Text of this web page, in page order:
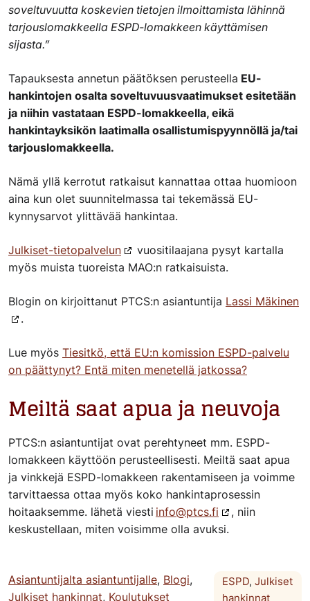
soveltuvuutta koskevien tietojen ilmoittamista lähinnä
tarjouslomakkeella ESPD-lomakkeen käyttämisen
sijasta.”
Tapauksesta annetun päätöksen perusteella EU-
hankintojen osalta soveltuvuusvaatimukset esitetään
ja niihin vastataan ESPD-lomakkeella, eikä
hankintayksikön laatimalla osallistumispyynnöllä ja/tai
tarjouslomakkeella.
Nämä yllä kerrotut ratkaisut kannattaa ottaa huomioon
aina kun olet suunnitelmassa tai tekemässä EU-
kynnysarvot ylittävää hankintaa.
Julkiset-tietopalvelun
vuositilaajana pysyt kartalla
myös muista tuoreista MAO:n ratkaisuista.
Blogin on kirjoittanut PTCS:n asiantuntija Lassi Mäkinen
.
Lue myös Tiesitkö, että EU:n komission ESPD-palvelu
on päättynyt? Entä miten menetellä jatkossa?
Meiltä saat apua ja neuvoja
PTCS:n asiantuntijat ovat perehtyneet mm. ESPD-
lomakkeen käyttöön perusteellisesti. Meiltä saat apua
ja vinkkejä ESPD-lomakkeen rakentamiseen ja voimme
tarvittaessa ottaa myös koko hankintaprosessin
hoitaaksemme. lähetä viesti info@ptcs.fi
, niin
keskustellaan, miten voisimme olla avuksi.
Asiantuntijalta asiantuntijalle, Blogi,
Julkiset hankinnat, Koulutukset
ESPD, Julkiset
hankinnat